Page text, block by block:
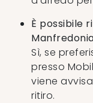
È possibile
Sì, se
presso
viene
ritiro.